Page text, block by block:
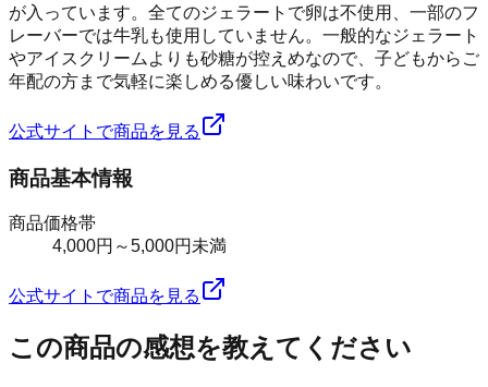
が入っています。全てのジェラートで卵は不使用、一部のフ
レーバーでは牛乳も使用していません。一般的なジェラート
やアイスクリームよりも砂糖が控えめなので、子どもからご
年配の方まで気軽に楽しめる優しい味わいです。
公式サイトで商品を見る
商品基本情報
商品価格帯
4,000円～5,000円未満
公式サイトで商品を見る
この商品の感想を教えてください